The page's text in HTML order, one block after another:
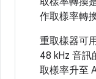
作取樣率轉
重取樣器可
48 kHz 音訊
取樣率升至